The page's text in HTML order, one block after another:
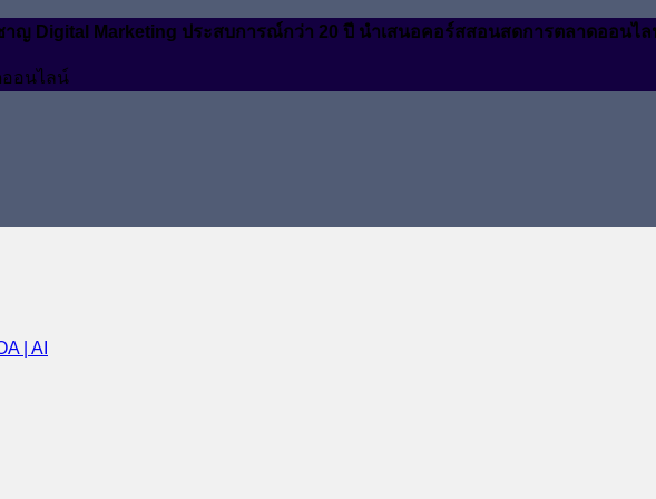
ญ Digital Marketing ประสบการณ์กว่า 20 ปี นำเสนอคอร์สสอนสดการตลาดออนไล
ออนไลน์
| AI